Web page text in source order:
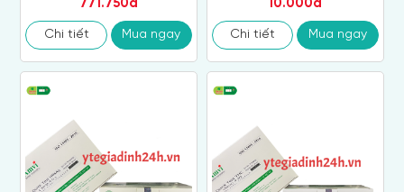
771.750đ
Chi tiết Mua ngay
10.000đ
Chi tiết Mua ngay